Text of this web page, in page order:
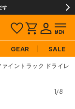
す
GEAR SALE
イントラック ドライレ
1/8